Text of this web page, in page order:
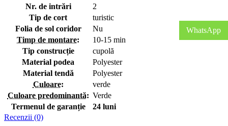
Nr. de intrări
2
Tip de cort
turistic
Folia de sol coridor
Nu
Timp de montare:
10-15 min
Tip construcție
cupolă
Material podea
Polyester
Material tendă
Polyester
Culoare:
verde
Culoare predominantă: Verde
Termenul de garanție
24 luni
Recenzii (0)
WhatsApp